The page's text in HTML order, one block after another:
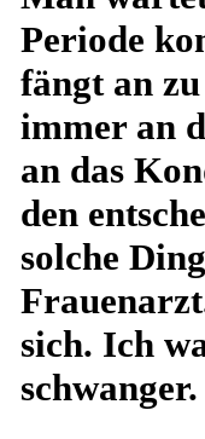
Periode
fängt an
immer an
an das
den
solche
sich. Ich
schwanger.